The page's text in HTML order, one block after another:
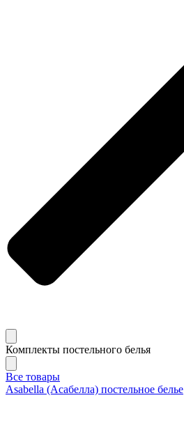
Комплекты постельного белья
Все товары
Asabella (Асабелла) постельное белье